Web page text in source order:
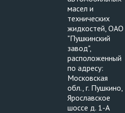
масел и
технических
жидкостей, ОАО
"Пушкинский
завод",
расположенный
по адресу:
Московская
обл., г. Пушкино,
Ярославское
шоссе д. 1-А